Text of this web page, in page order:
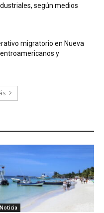
según medios
migratorio en Nueva
y
Noticia